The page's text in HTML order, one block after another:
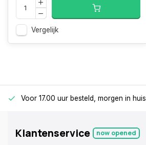
Vergelijk
Voor 17.00 uur besteld, morgen in huis
Klantenservice now opened